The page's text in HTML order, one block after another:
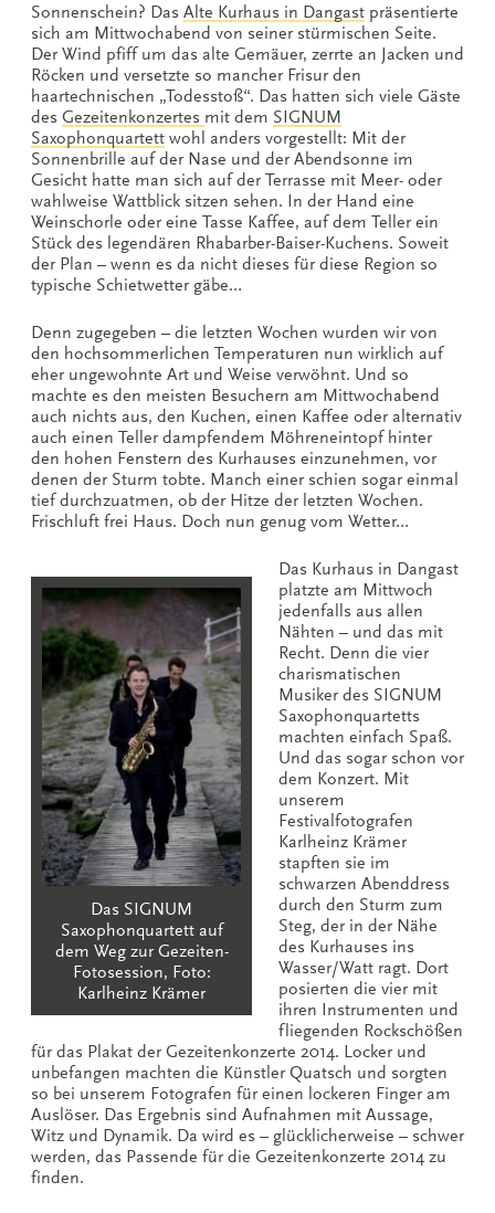
Sonnenschein? Das Alte Kurhaus in Dangast präsentierte
sich am Mittwochabend von seiner stürmischen Seite.
Der Wind pfiff um das alte Gemäuer, zerrte an Jacken und
Röcken und versetzte so mancher Frisur den
haartechnischen „Todesstoß“. Das hatten sich viele Gäste
des Gezeitenkonzertes mit dem SIGNUM
Saxophonquartett wohl anders vorgestellt: Mit der
Sonnenbrille auf der Nase und der Abendsonne im
Gesicht hatte man sich auf der Terrasse mit Meer- oder
wahlweise Wattblick sitzen sehen. In der Hand eine
Weinschorle oder eine Tasse Kaffee, auf dem Teller ein
Stück des legendären Rhabarber-Baiser-Kuchens. Soweit
der Plan – wenn es da nicht dieses für diese Region so
typische Schietwetter gäbe…
Denn zugegeben – die letzten Wochen wurden wir von
den hochsommerlichen Temperaturen nun wirklich auf
eher ungewohnte Art und Weise verwöhnt. Und so
machte es den meisten Besuchern am Mittwochabend
auch nichts aus, den Kuchen, einen Kaffee oder alternativ
auch einen Teller dampfendem Möhreneintopf hinter
den hohen Fenstern des Kurhauses einzunehmen, vor
denen der Sturm tobte. Manch einer schien sogar einmal
tief durchzuatmen, ob der Hitze der letzten Wochen.
Frischluft frei Haus. Doch nun genug vom Wetter…
Das SIGNUM
Saxophonquartett auf
dem Weg zur Gezeiten-
Fotosession, Foto:
Karlheinz Krämer
Das Kurhaus in Dangast
platzte am Mittwoch
jedenfalls aus allen
Nähten – und das mit
Recht. Denn die vier
charismatischen
Musiker des SIGNUM
Saxophonquartetts
machten einfach Spaß.
Und das sogar schon vor
dem Konzert. Mit
unserem
Festivalfotografen
Karlheinz Krämer
stapften sie im
schwarzen Abenddress
durch den Sturm zum
Steg, der in der Nähe
des Kurhauses ins
Wasser/Watt ragt. Dort
posierten die vier mit
ihren Instrumenten und
fliegenden Rockschößen
für das Plakat der Gezeitenkonzerte 2014. Locker und
unbefangen machten die Künstler Quatsch und sorgten
so bei unserem Fotografen für einen lockeren Finger am
Auslöser. Das Ergebnis sind Aufnahmen mit Aussage,
Witz und Dynamik. Da wird es – glücklicherweise – schwer
werden, das Passende für die Gezeitenkonzerte 2014 zu
finden.